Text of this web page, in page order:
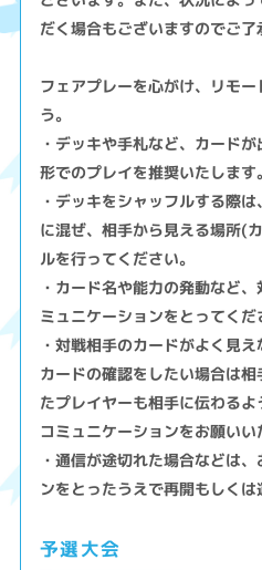
だく場合もございますのでご了
フェアプレーを心がけ、リモ
う。
・デッキや手札など、カード
形でのプレイを推奨いたします。
・デッキをシャッフルする際
に混ぜ、相手から見える場所(
ルを行ってください。
・カード名や能力の発動など
ミュニケーションをとってくだ
・対戦相手のカードがよく見
カードの確認をしたい場合は
たプレイヤーも相手に伝わる
コミュニケーションをお願いい
・通信が途切れた場合などは
ンをとったうえで再開もしくは
予選大会